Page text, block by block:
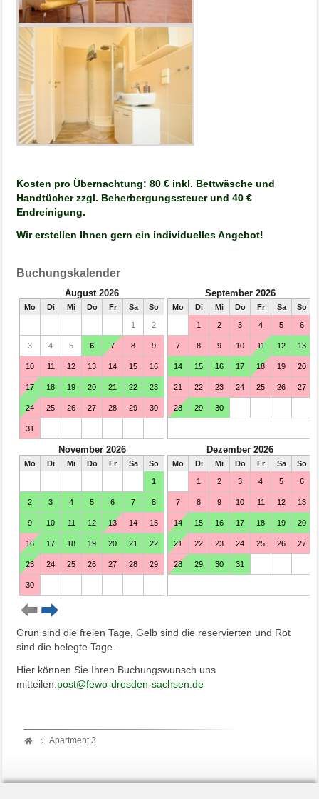
Kosten pro Übernachtung: 80 € inkl. Bettwäsche und
Handtücher zzgl. Beherbergungssteuer und 40 €
Endreinigung.
Wir erstellen Ihnen gern ein individuelles Angebot!
Buchungskalender
Grün sind die freien Tage, Gelb sind die reservierten und Rot
sind die belegte Tage.
Hier können Sie Ihren Buchungswunsch uns
mitteilen:post@fewo-dresden-sachsen.de
Apartment 3